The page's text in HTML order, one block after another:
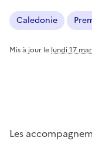
Caledonie
Mis à jour le lundi 17
Les